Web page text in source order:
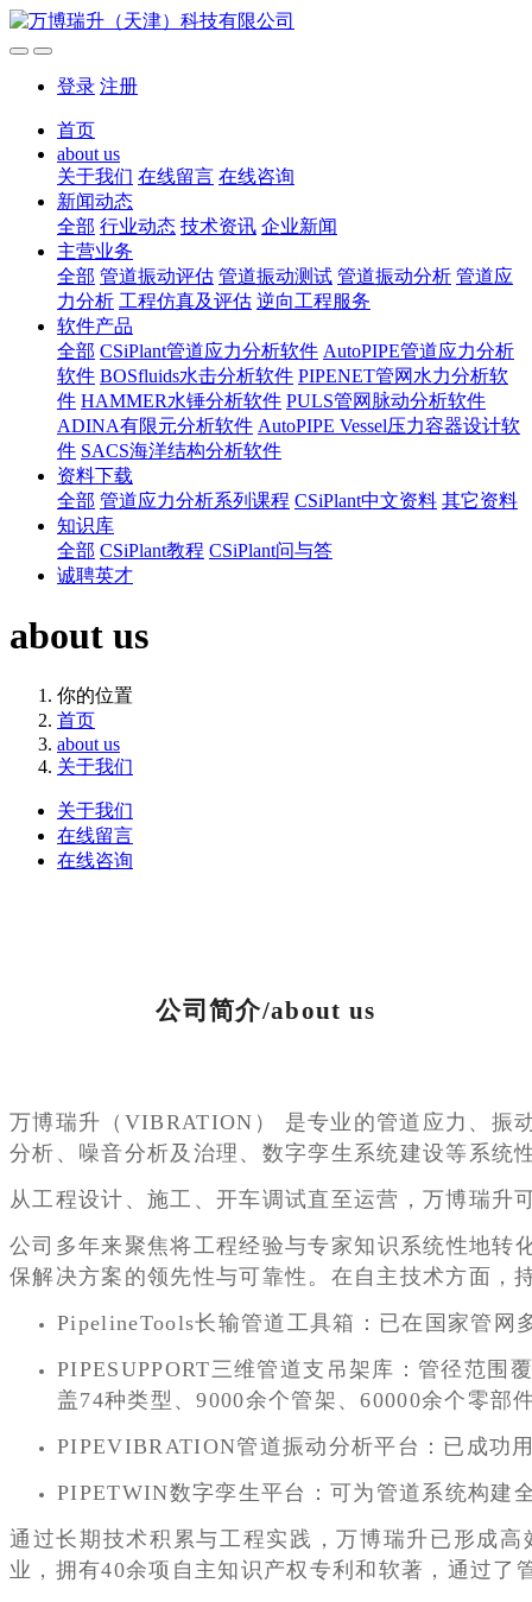
登录 注册
首页
about us
关于我们 在线留言 在线咨询
新闻动态
全部 行业动态 技术资讯 企业新闻
主营业务
全部 管道振动评估 管道振动测试 管道振动分析 管道应
力分析 工程仿真及评估 逆向工程服务
软件产品
全部 CSiPlant管道应力分析软件 AutoPIPE管道应力分析
软件 BOSfluids水击分析软件 PIPENET管网水力分析软
件 HAMMER水锤分析软件 PULS管网脉动分析软件
ADINA有限元分析软件 AutoPIPE Vessel压力容器设计软
件 SACS海洋结构分析软件
资料下载
全部 管道应力分析系列课程 CSiPlant中文资料 其它资料
知识库
全部 CSiPlant教程 CSiPlant问与答
诚聘英才
about us
你的位置
首页
about us
关于我们
关于我们
在线留言
在线咨询
公司简介/about us
万博瑞升（VIBRATION） 是专业的管道应力、振
分析、噪音分析及治理、数字孪生系统建设等系统
从工程设计、施工、开车调试直至运营，万博瑞
公司多年来聚焦将工程经验与专家知识系统性地转
保解决方案的领先性与可靠性。在自主技术方面，
PipelineTools长输管道工具箱：已在国家管网
PIPESUPPORT三维管道支吊架库：管径范围
盖74种类型、9000余个管架、60000余个零部
PIPEVIBRATION管道振动分析平台：已成功
PIPETWIN数字孪生平台：可为管道系统构建
通过长期技术积累与工程实践，万博瑞升已形成
业，拥有40余项自主知识产权专利和软著，通过